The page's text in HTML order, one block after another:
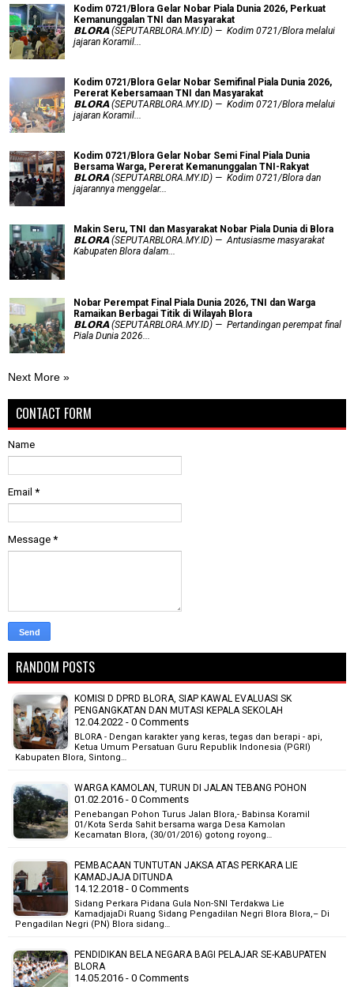
Kodim 0721/Blora Gelar Nobar Piala Dunia 2026, Perkuat
Kemanunggalan TNI dan Masyarakat
𝗕𝗟𝗢𝗥𝗔 (SEPUTARBLORA.MY.ID) — Kodim 0721/Blora melalui
jajaran Koramil...
Kodim 0721/Blora Gelar Nobar Semifinal Piala Dunia 2026,
Pererat Kebersamaan TNI dan Masyarakat
𝗕𝗟𝗢𝗥𝗔 (SEPUTARBLORA.MY.ID) — Kodim 0721/Blora melalui
jajaran Koramil...
Kodim 0721/Blora Gelar Nobar Semi Final Piala Dunia
Bersama Warga, Pererat Kemanunggalan TNI-Rakyat
𝗕𝗟𝗢𝗥𝗔 (SEPUTARBLORA.MY.ID) — Kodim 0721/Blora dan
jajarannya menggelar...
Makin Seru, TNI dan Masyarakat Nobar Piala Dunia di Blora
𝗕𝗟𝗢𝗥𝗔 (SEPUTARBLORA.MY.ID) — Antusiasme masyarakat
Kabupaten Blora dalam...
Nobar Perempat Final Piala Dunia 2026, TNI dan Warga
Ramaikan Berbagai Titik di Wilayah Blora
𝗕𝗟𝗢𝗥𝗔 (SEPUTARBLORA.MY.ID) — Pertandingan perempat final
Piala Dunia 2026...
Next More »
CONTACT FORM
Name
Email *
Message *
RANDOM POSTS
KOMISI D DPRD BLORA, SIAP KAWAL EVALUASI SK
PENGANGKATAN DAN MUTASI KEPALA SEKOLAH
12.04.2022 - 0 Comments
BLORA - Dengan karakter yang keras, tegas dan berapi - api,
Ketua Umum Persatuan Guru Republik Indonesia (PGRI)
Kabupaten Blora, Sintong…
WARGA KAMOLAN, TURUN DI JALAN TEBANG POHON
01.02.2016 - 0 Comments
Penebangan Pohon Turus Jalan Blora,- Babinsa Koramil
01/Kota Serda Sahit bersama warga Desa Kamolan
Kecamatan Blora, (30/01/2016) gotong royong…
PEMBACAAN TUNTUTAN JAKSA ATAS PERKARA LIE
KAMADJAJA DITUNDA
14.12.2018 - 0 Comments
Sidang Perkara Pidana Gula Non-SNI Terdakwa Lie
KamadjajaDi Ruang Sidang Pengadilan Negri Blora Blora,– Di
Pengadilan Negri (PN) Blora sidang…
PENDIDIKAN BELA NEGARA BAGI PELAJAR SE-KABUPATEN
BLORA
14.05.2016 - 0 Comments